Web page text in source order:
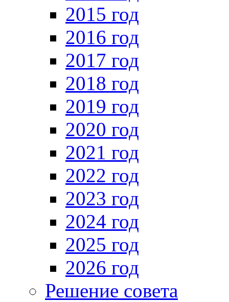
2015 год
2016 год
2017 год
2018 год
2019 год
2020 год
2021 год
2022 год
2023 год
2024 год
2025 год
2026 год
Решение совета